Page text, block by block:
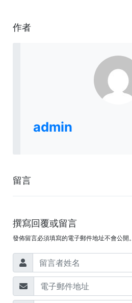
作者
admin
留言
撰寫回覆或留言
發佈留言必須填寫的電子郵件地址不會公開。